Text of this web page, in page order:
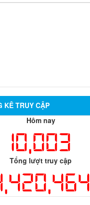
KÊ TRUY CẬP
Hôm nay
10,003
Tổng lượt truy cập